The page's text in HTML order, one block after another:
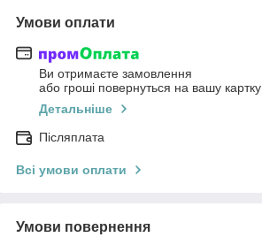
Умови оплати
Ви отримаєте замовлення
або гроші повернуться на вашу картку
Детальніше
Післяплата
Всі умови оплати
Умови повернення